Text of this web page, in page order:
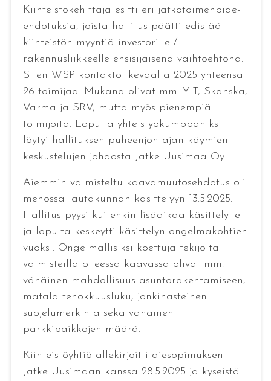
Kiinteistökehittäjä esitti eri jatkotoimenpide-
ehdotuksia, joista hallitus päätti edistää
kiinteistön myyntiä investorille /
rakennusliikkeelle ensisijaisena vaihtoehtona.
Siten WSP kontaktoi keväällä 2025 yhteensä
26 toimijaa. Mukana olivat mm. YIT, Skanska,
Varma ja SRV, mutta myös pienempiä
toimijoita. Lopulta yhteistyökumppaniksi
löytyi hallituksen puheenjohtajan käymien
keskustelujen johdosta Jatke Uusimaa Oy.
Aiemmin valmisteltu kaavamuutosehdotus oli
menossa lautakunnan käsittelyyn 13.5.2025.
Hallitus pyysi kuitenkin lisäaikaa käsittelylle
ja lopulta keskeytti käsittelyn ongelmakohtien
vuoksi. Ongelmallisiksi koettuja tekijöitä
valmisteilla olleessa kaavassa olivat mm.
vähäinen mahdollisuus asuntorakentamiseen,
matala tehokkuusluku, jonkinasteinen
suojelumerkintä sekä vähäinen
parkkipaikkojen määrä.
Kiinteistöyhtiö allekirjoitti aiesopimuksen
Jatke Uusimaan kanssa 28.5.2025 ja kyseistä